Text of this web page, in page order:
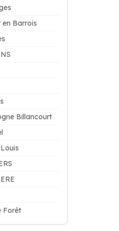
en Barrois
Billancourt
Forêt